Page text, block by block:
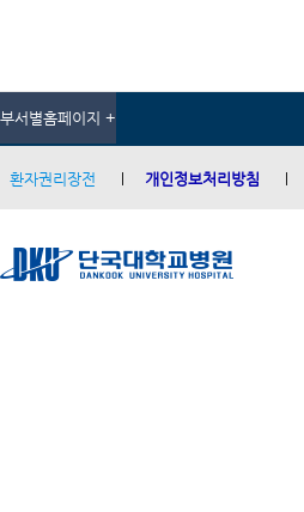
부서별홈페이지 +
환자권리장전 개인정보처리방침